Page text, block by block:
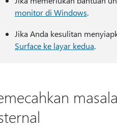
monitor di Windows.
Jika Anda kesulitan
Surface ke layar kedua.